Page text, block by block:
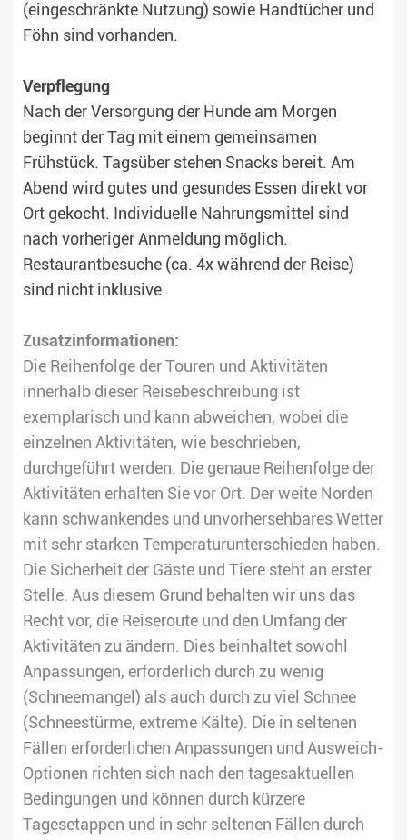
(eingeschränkte Nutzung) sowie Handtücher und
Föhn sind vorhanden.
Verpflegung
Nach der Versorgung der Hunde am Morgen
beginnt der Tag mit einem gemeinsamen
Frühstück. Tagsüber stehen Snacks bereit. Am
Abend wird gutes und gesundes Essen direkt vor
Ort gekocht. Individuelle Nahrungsmittel sind
nach vorheriger Anmeldung möglich.
Restaurantbesuche (ca. 4x während der Reise)
sind nicht inklusive.
Zusatzinformationen:
Die Reihenfolge der Touren und Aktivitäten
innerhalb dieser Reisebeschreibung ist
exemplarisch und kann abweichen, wobei die
einzelnen Aktivitäten, wie beschrieben,
durchgeführt werden. Die genaue Reihenfolge der
Aktivitäten erhalten Sie vor Ort. Der weite Norden
kann schwankendes und unvorhersehbares Wetter
mit sehr starken Temperaturunterschieden haben.
Die Sicherheit der Gäste und Tiere steht an erster
Stelle. Aus diesem Grund behalten wir uns das
Recht vor, die Reiseroute und den Umfang der
Aktivitäten zu ändern. Dies beinhaltet sowohl
Anpassungen, erforderlich durch zu wenig
(Schneemangel) als auch durch zu viel Schnee
(Schneestürme, extreme Kälte). Die in seltenen
Fällen erforderlichen Anpassungen und Ausweich-
Optionen richten sich nach den tagesaktuellen
Bedingungen und können durch kürzere
Tagesetappen und in sehr seltenen Fällen durch